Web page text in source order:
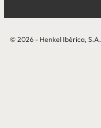
© 2026 - Henkel Ibérica, S.A.